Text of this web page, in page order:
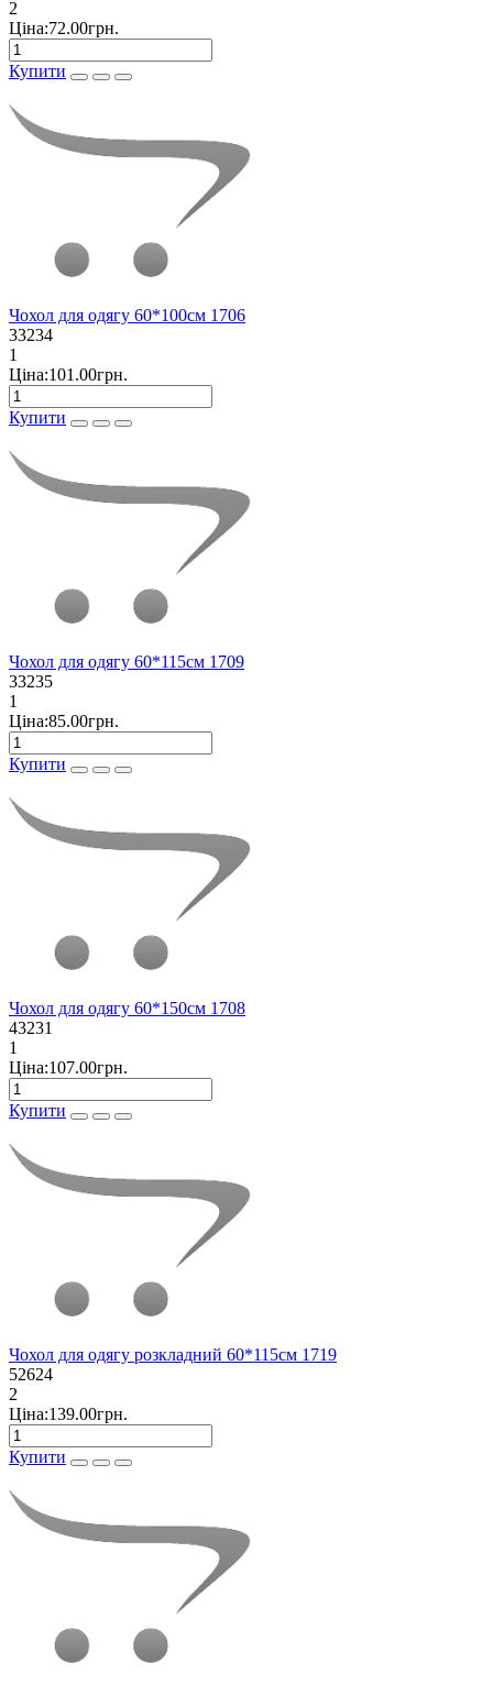
2
Ціна:72.00грн.
Купити
Чохол для одягу 60*100см 1706
33234
1
Ціна:101.00грн.
Купити
Чохол для одягу 60*115см 1709
33235
1
Ціна:85.00грн.
Купити
Чохол для одягу 60*150см 1708
43231
1
Ціна:107.00грн.
Купити
Чохол для одягу розкладний 60*115см 1719
52624
2
Ціна:139.00грн.
Купити